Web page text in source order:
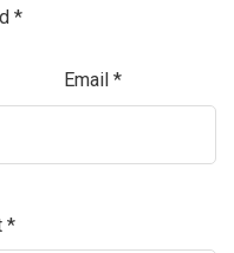
*
Email *
*